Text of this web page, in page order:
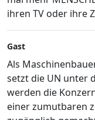
ihren TV oder ihre
Gast
Als
setzt die UN unter
werden die
einer zumutbaren